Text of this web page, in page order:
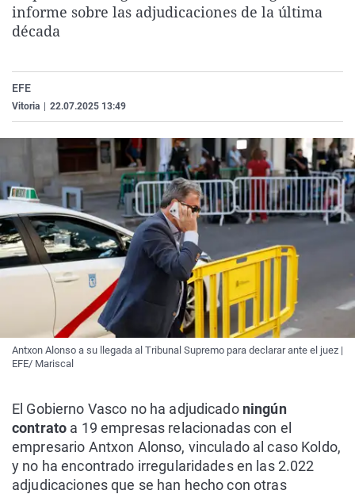
La rosa de los vientos
Como el perro y el
Caso
Equipo de
Extremadura
La Rioja
País Vasco
Virales
Elecciones
informe sobre las adjudicaciones de la última
década
EFE
Vitoria 22.07.2025 13:49
Antxon Alonso a su llegada al Tribunal Supremo para declarar ante el juez |
EFE/ Mariscal
El Gobierno Vasco no ha adjudicado ningún
contrato a 19 empresas relacionadas con el
empresario Antxon Alonso, vinculado al caso Koldo,
y no ha encontrado irregularidades en las 2.022
adjudicaciones que se han hecho con otras